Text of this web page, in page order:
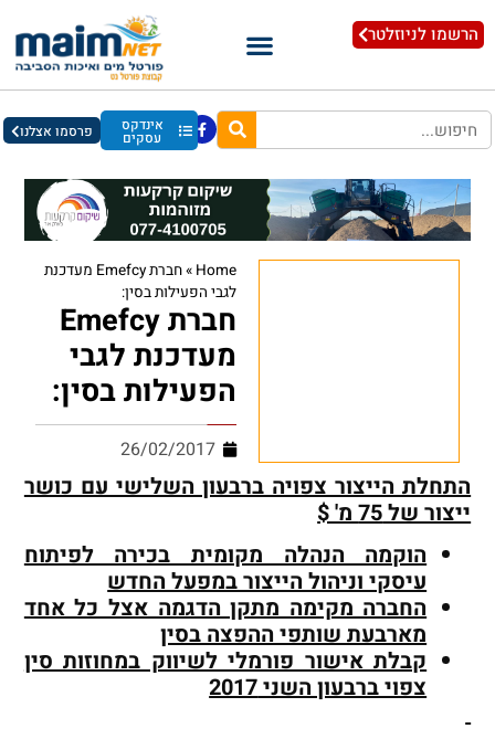
הרשמו לניוזלטר
אינדקס
עסקים פרסמו אצלנו
Home
»
חברת Emefcy מעדכנת
לגבי הפעילות בסין:
חברת Emefcy
מעדכנת לגבי
הפעילות בסין:
26/02/2017
התחלת הייצור צפויה ברבעון השלישי עם כושר
ייצור של 75 מ' $
הוקמה הנהלה מקומית בכירה לפיתוח
עיסקי וניהול הייצור במפעל החדש
החברה מקימה מתקן הדגמה אצל כל אחד
מארבעת שותפי ההפצה בסין
קבלת אישור פורמלי לשיווק במחוזות סין
צפוי ברבעון השני 2017